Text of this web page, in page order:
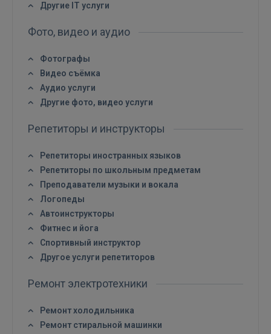
Другие IT услуги
Фото, видео и аудио
Фотографы
Видео съёмка
Аудио услуги
Другие фото, видео услуги
Репетиторы и инструкторы
Репетиторы иностранных языков
Репетиторы по школьным предметам
Преподаватели музыки и вокала
Логопеды
Автоинструкторы
Фитнес и йога
Спортивный инструктор
Другое услуги репетиторов
Ремонт электротехники
Ремонт холодильника
Ремонт стиральной машинки